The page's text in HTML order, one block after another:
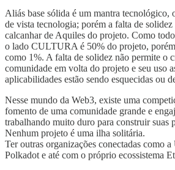
Aliás base sólida é um mantra tecnológico,
de vista tecnologia; porém a falta de
calcanhar de Aquiles do projeto. Como
o lado CULTURA é 50% do projeto,
como 1%. A falta de solidez não permite o
comunidade em volta do projeto e seu uso
aplicabilidades estão sendo esquecidas ou
Nesse mundo da Web3, existe uma
fomento de uma comunidade grande e
trabalhando muito duro para construir suas
Nenhum projeto é uma ilha solitária.
Ter outras organizações conectadas como
Polkadot e até com o próprio ecossistema